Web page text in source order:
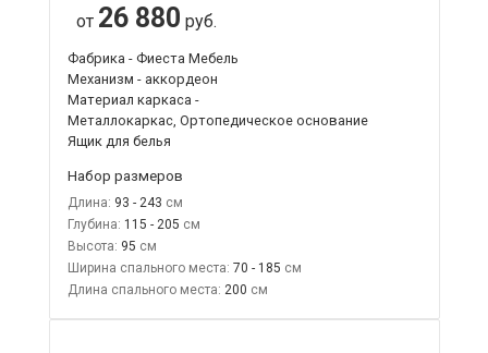
от 26 880 руб.
Фабрика - Фиеста Мебель
Механизм - аккордеон
Материал каркаса -
Металлокаркас, Ортопедическое основание
Ящик для белья
Набор размеров
Длина: 93 - 243
Глубина: 115 - 205
Высота: 95
Ширина спального места: 70 - 185
Длина спального места: 200